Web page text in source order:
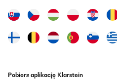
Pobierz aplikację Klarstein